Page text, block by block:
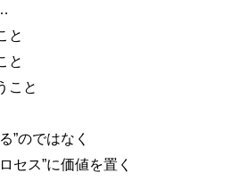
と
と
こと
”のではなく
セス”に価値を置く